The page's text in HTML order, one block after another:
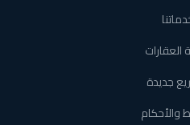
العقارات
جديدة
والأحكام